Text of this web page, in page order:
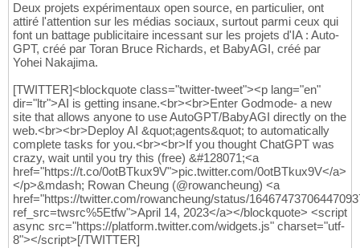
Deux projets expérimentaux open source, en particulier, ont
attiré l'attention sur les médias sociaux, surtout parmi ceux qui
font un battage publicitaire incessant sur les projets d'IA : Auto-
GPT, créé par Toran Bruce Richards, et BabyAGI, créé par
Yohei Nakajima.
[TWITTER]<blockquote class="twitter-tweet"><p lang="en"
dir="ltr">AI is getting insane.<br><br>Enter Godmode- a new
site that allows anyone to use AutoGPT/BabyAGI directly on the
web.<br><br>Deploy AI &quot;agents&quot; to automatically
complete tasks for you.<br><br>If you thought ChatGPT was
crazy, wait until you try this (free) &#128071;<a
href="https://t.co/0otBTkux9V">pic.twitter.com/0otBTkux9V</a>
</p>&mdash; Rowan Cheung (@rowancheung) <a
href="https://twitter.com/rowancheung/status/
ref_src=twsrc%5Etfw">April 14, 2023</a></blockquote> <script
async src="https://platform.twitter.com/widgets.js" charset="utf-
8"></script>[/TWITTER]